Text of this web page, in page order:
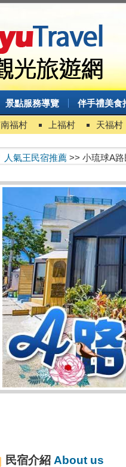
景點服務導覽 伴手禮美食
南福村 上福村 天福村
人氣王民宿推薦>> 小琉球A路
民宿介紹About us